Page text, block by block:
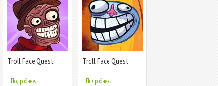
Troll Face Quest
Подробнее...
Troll Face Quest
Подробнее...